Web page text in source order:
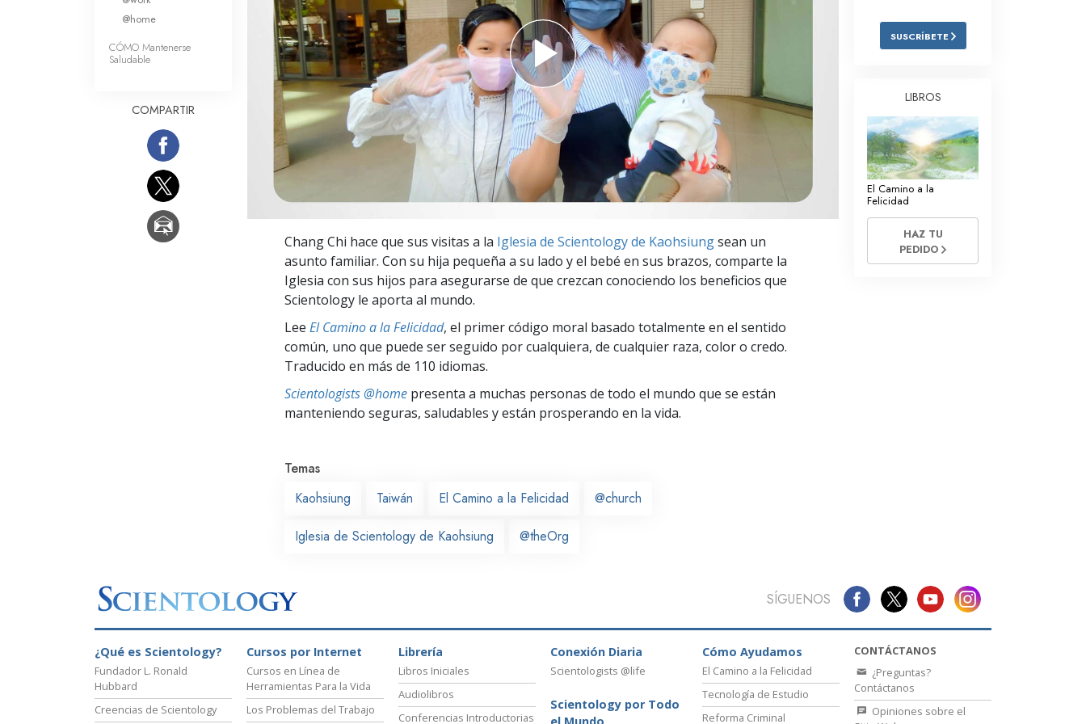
Amor y Odio: ¿Qué es Grandeza?
Respuestas a las Drogas
La Ética y las
Condiciones
La Causa de la Supresión
Investigaciones
Los Fundamentos de la Organización
Los Fundamentos de las Relaciones
Chang Chi hace que sus visitas a la Iglesia de Scientology de Kaohsiungsean un
asunto familiar. Con su hija pequeña a su lado y el bebé en sus brazos, comparte la
Iglesia con sus hijos para asegurarse de que crezcan conociendo los beneficios que
Scientology le aporta al mundo.
Lee El Camino a la Felicidad, el primer código moral basado totalmente en el sentido
común, uno que puede ser seguido por cualquiera, de cualquier raza, color o credo.
Traducido en más de 110 idiomas.
Scientologists @home presenta a muchas personas de todo el mundo que se están
manteniendo seguras, saludables y están prosperando en la vida.
Temas
Kaohsiung
Taiwán El Camino a la Felicidad @church
Iglesia de Scientology de Kaohsiung @theOrg
@home
CÓMO Mantenerse
Saludable
COMPARTIR
SUSCRÍBETE
LIBROS
El Camino a la
Felicidad
HAZ TU
PEDIDO
SÍGUENOS
¿Qué es Scientology?
Fundador L. Ronald
Hubbard
Creencias de Scientology
Cursos por Internet
Cursos en Línea de
Herramientas Para la Vida
Los Problemas del Trabajo
Librería
Libros Iniciales
Audiolibros
Conferencias Introductorias
Conexión Diaria
Scientologists @life
Scientology por Todo
Cómo Ayudamos
El Camino a la Felicidad
Tecnología de Estudio
Reforma Criminal
CONTÁCTANOS
¿Preguntas?
Contáctanos
Opiniones sobre el